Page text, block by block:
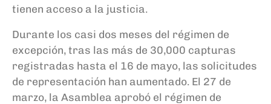
tienen acceso a la justicia.
Durante los casi dos meses del régimen de
excepción, tras las más de 30,000 capturas
registradas hasta el 16 de mayo, las solicitudes
de representación han aumentado. El 27 de
marzo, la Asamblea aprobó el régimen de